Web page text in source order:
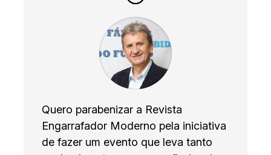
Quero parabenizar a Revista
Engarrafador Moderno pela iniciativa
de fazer um evento que leva tanto